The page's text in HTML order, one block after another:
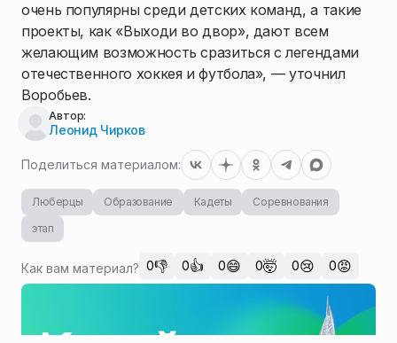
очень популярны среди детских команд, а такие
проекты, как «Выходи во двор», дают всем
желающим возможность сразиться с легендами
отечественного хоккея и футбола», — уточнил
Воробьев.
Автор:
Леонид Чирков
Поделиться материалом:
Люберцы Образование Кадеты
Соревнования
этап
Как вам материал? 0👎 0👍 0😄 0🤯 0😢 0😡